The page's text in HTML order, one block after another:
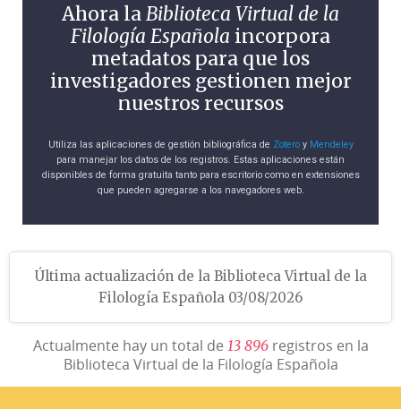
Ahora laBiblioteca Virtual de la
Filología Española incorpora
metadatos para que los
investigadores gestionen mejor
nuestros recursos
Utiliza las aplicaciones de gestión bibliográfica de Zoteroy Mendeley
para manejar los datos de los registros. Estas aplicaciones están
disponibles de forma gratuita tanto para escritorio como en extensiones
que pueden agregarse a los navegadores web.
Última actualización de la Biblioteca Virtual de la
Filología Española 03/08/2026
Actualmente hay un total de 13 896registros en la
Biblioteca Virtual de la Filología Española